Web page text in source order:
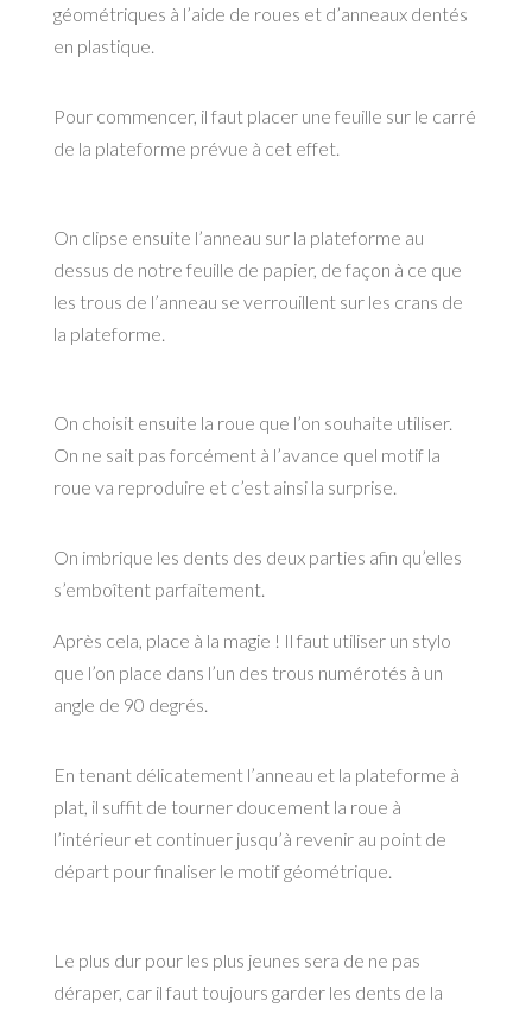
géométriques à l’aide de roues et d’anneaux dentés
en plastique.
Pour commencer, il faut placer une feuille sur le carré
de la plateforme prévue à cet effet.
On clipse ensuite l’anneau sur la plateforme au
dessus de notre feuille de papier, de façon à ce que
les trous de l’anneau se verrouillent sur les crans de
la plateforme.
On choisit ensuite la roue que l’on souhaite utiliser.
On ne sait pas forcément à l’avance quel motif la
roue va reproduire et c’est ainsi la surprise.
On imbrique les dents des deux parties afin qu’elles
s’emboîtent parfaitement.
Après cela, place à la magie ! Il faut utiliser un stylo
que l’on place dans l’un des trous numérotés à un
angle de 90 degrés.
En tenant délicatement l’anneau et la plateforme à
plat, il suffit de tourner doucement la roue à
l’intérieur et continuer jusqu’à revenir au point de
départ pour finaliser le motif géométrique.
Le plus dur pour les plus jeunes sera de ne pas
déraper, car il faut toujours garder les dents de la